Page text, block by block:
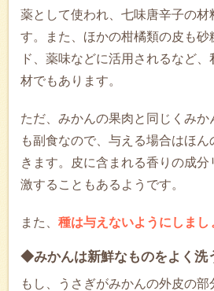
薬として使われ、七味唐辛子の材
す。また、ほかの柑橘類の皮も砂
ド、薬味などに活用されるなど
材でもあります。
ただ、みかんの果肉と同じくみ
も副食なので、与える場合はほ
きます。皮に含まれる香りの成分
激することもあるようです。
また、 種は与えないようにしまし
◆みかんは新鮮なものをよく洗
もし、うさぎがみかんの外皮の